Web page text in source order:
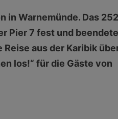
in Warnemünde. Das
Pier 7 fest und
Reise aus der Karibik
los!“ für die Gäste von